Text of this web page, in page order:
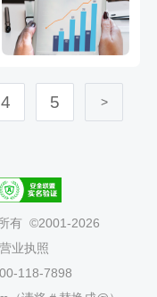
4 5 >
有 ©2001-2026
营业执照
118-7898